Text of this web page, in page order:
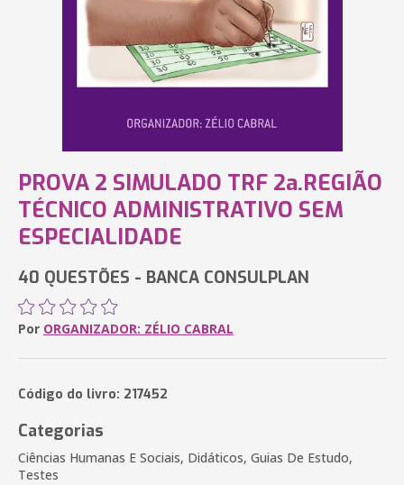
PROVA 2 SIMULADO TRF 2a.REGIÃO
TÉCNICO ADMINISTRATIVO SEM
ESPECIALIDADE
40 QUESTÕES - BANCA CONSULPLAN
Por ORGANIZADOR: ZÉLIO CABRAL
Código do livro: 217452
Categorias
Ciências Humanas E Sociais, Didáticos, Guias De Estudo,
Testes